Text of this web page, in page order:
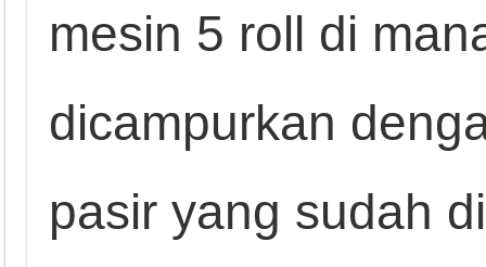
mesin 5 roll di
dicampurkan
pasir yang sudah